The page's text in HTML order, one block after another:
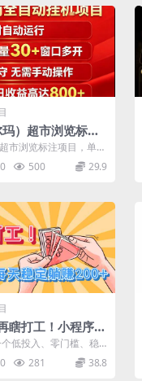
）超市浏览标注
益20+单电脑日收
机制【揭秘】
市浏览标注项目，单账
益可达80...
0 500 29.9
瞎打工！小程序副
低投入、零门槛、稳
优质长线项目——微
0 281 38.8